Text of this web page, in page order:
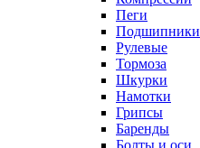
Пеги
Подшипники
Рулевые
Тормоза
Шкурки
Намотки
Грипсы
Баренды
Болты и оси